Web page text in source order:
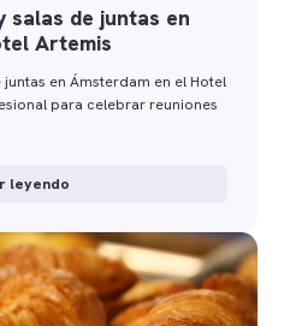
salas de juntas en
Artemis
en Ámsterdam en el Hotel
para celebrar reuniones
leyendo